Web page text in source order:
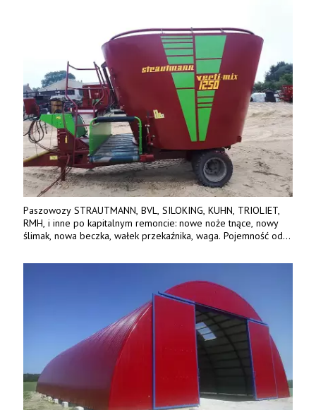
Paszowozy STRAUTMANN, BVL, SILOKING, KUHN, TRIOLIET,
RMH, i inne po kapitalnym remoncie: nowe noże tnące, nowy
ślimak, nowa beczka, wałek przekaźnika, waga. Pojemność od
Jesteśmy także producentem nowych paszowozów AKSA, woj.